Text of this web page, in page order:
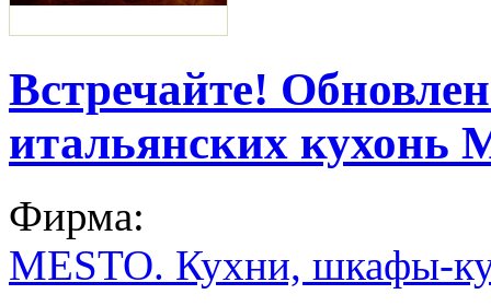
Встречайте!
итальянских кухонь
Фирма:
MESTO. Кухни, шкафы-